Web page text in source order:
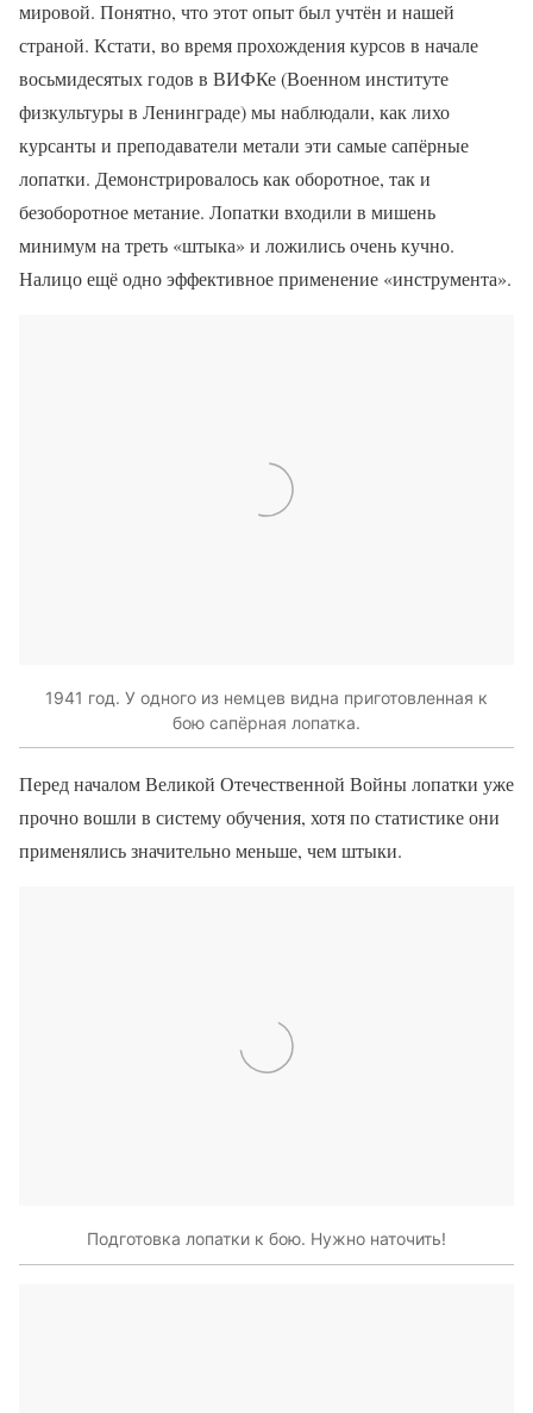
мировой. Понятно, что этот опыт был учтён и нашей
страной. Кстати, во время прохождения курсов в начале
восьмидесятых годов в ВИФКе (Военном институте
физкультуры в Ленинграде) мы наблюдали, как лихо
курсанты и преподаватели метали эти самые сапёрные
лопатки. Демонстрировалось как оборотное, так и
безоборотное метание. Лопатки входили в мишень
минимум на треть «штыка» и ложились очень кучно.
Налицо ещё одно эффективное применение «инструмента».
1941 год. У одного из немцев видна приготовленная к
бою сапёрная лопатка.
Перед началом Великой Отечественной Войны лопатки уже
прочно вошли в систему обучения, хотя по статистике они
применялись значительно меньше, чем штыки.
Подготовка лопатки к бою. Нужно наточить!